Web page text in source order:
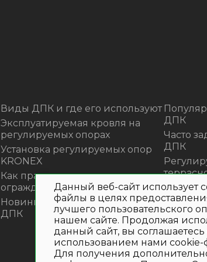
Виды ДПК и где его используют
Эксплуатируемая кровля на
регулируемых опорах
Установка регулируемых опор
KRONEX
Как правильно монтировать
ограждения из ДПК?
Новинка! Моющее средство для
ДПК
ДПК
Часто
ДПК
из
ступени
Данный веб-сайт использует
файлы в целях
лучшего пользовательского
нашем сайте. Продолжая
данный сайт, вы соглашаетесь
использованием нами cookie-
Для получения